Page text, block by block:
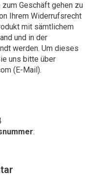
Geschäft gehen zu
Ihrem Widerrufsrecht
mit sämtlichem
und in der
werden. Um dieses
uns bitte über
(E-Mail).
: